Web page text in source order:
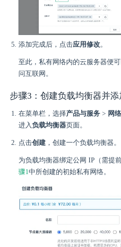
添加完成后，点击应用修改。
至此，私有网络内的云服务器便
问互联网。
步骤3：创建负载均衡器并
在菜单栏，选择产品与服务 > 网
进入 负载均衡器页面。
点击创建 ，创建一个负载均衡器。
为负载均衡器绑定公网 IP（需提
骤1 中所创建的初始私有网络。